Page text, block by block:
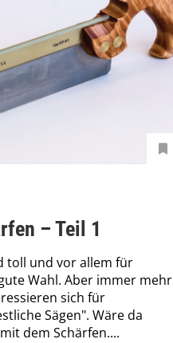
– Teil 1
toll und vor allem für
Wahl. Aber immer mehr
sich für
Sägen". Wäre da
dem Schärfen....